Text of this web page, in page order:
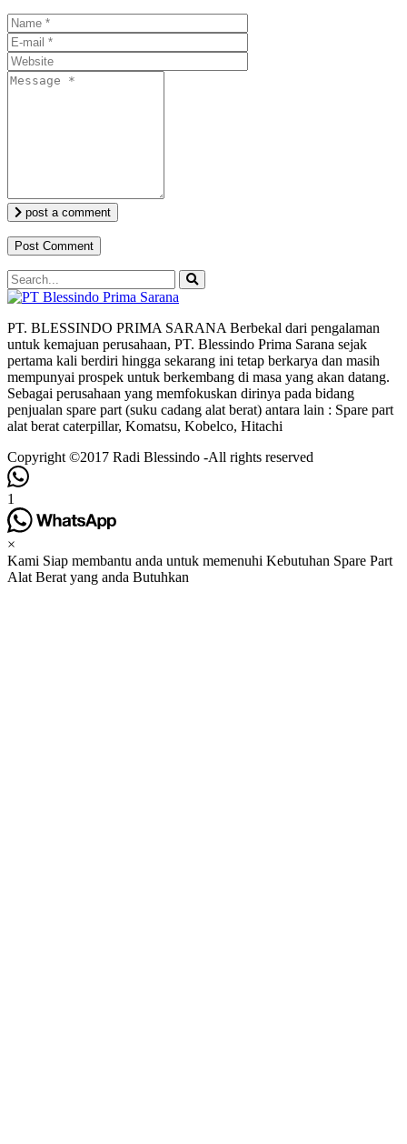
post a comment
PT. BLESSINDO PRIMA SARANA Berbekal dari pengalaman
untuk kemajuan perusahaan, PT. Blessindo Prima Sarana sejak
pertama kali berdiri hingga sekarang ini tetap berkarya dan masih
mempunyai prospek untuk berkembang di masa yang akan datang.
Sebagai perusahaan yang memfokuskan dirinya pada bidang
penjualan spare part (suku cadang alat berat) antara lain : Spare part
alat berat caterpillar, Komatsu, Kobelco, Hitachi
Copyright ©2017 Radi Blessindo -All rights reserved
1
×
Kami Siap membantu anda untuk memenuhi Kebutuhan Spare Part
Alat Berat yang anda Butuhkan